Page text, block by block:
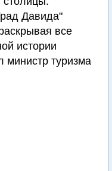
Давида"
все
истории
министр туризма